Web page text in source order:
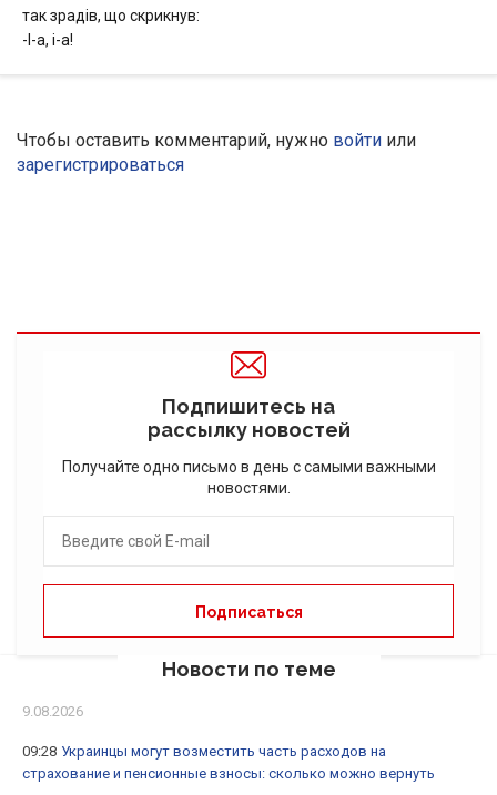
так зрадів, що скрикнув:
-І-а, і-а!
Чтобы оставить комментарий, нужно войти или
зарегистрироваться
Подпишитесь на
рассылку новостей
Получайте одно письмо в день с самыми важными
новостями.
Новости по теме
9.08.2026
09:28 Украинцы могут возместить часть расходов на
страхование и пенсионные взносы: сколько можно вернуть